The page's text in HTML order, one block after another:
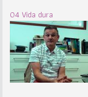
04 Vida dura